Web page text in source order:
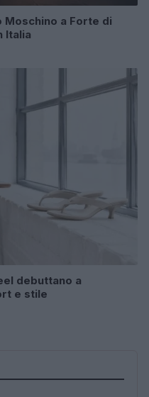
Moschino a Forte di
Italia
debuttano a
e stile